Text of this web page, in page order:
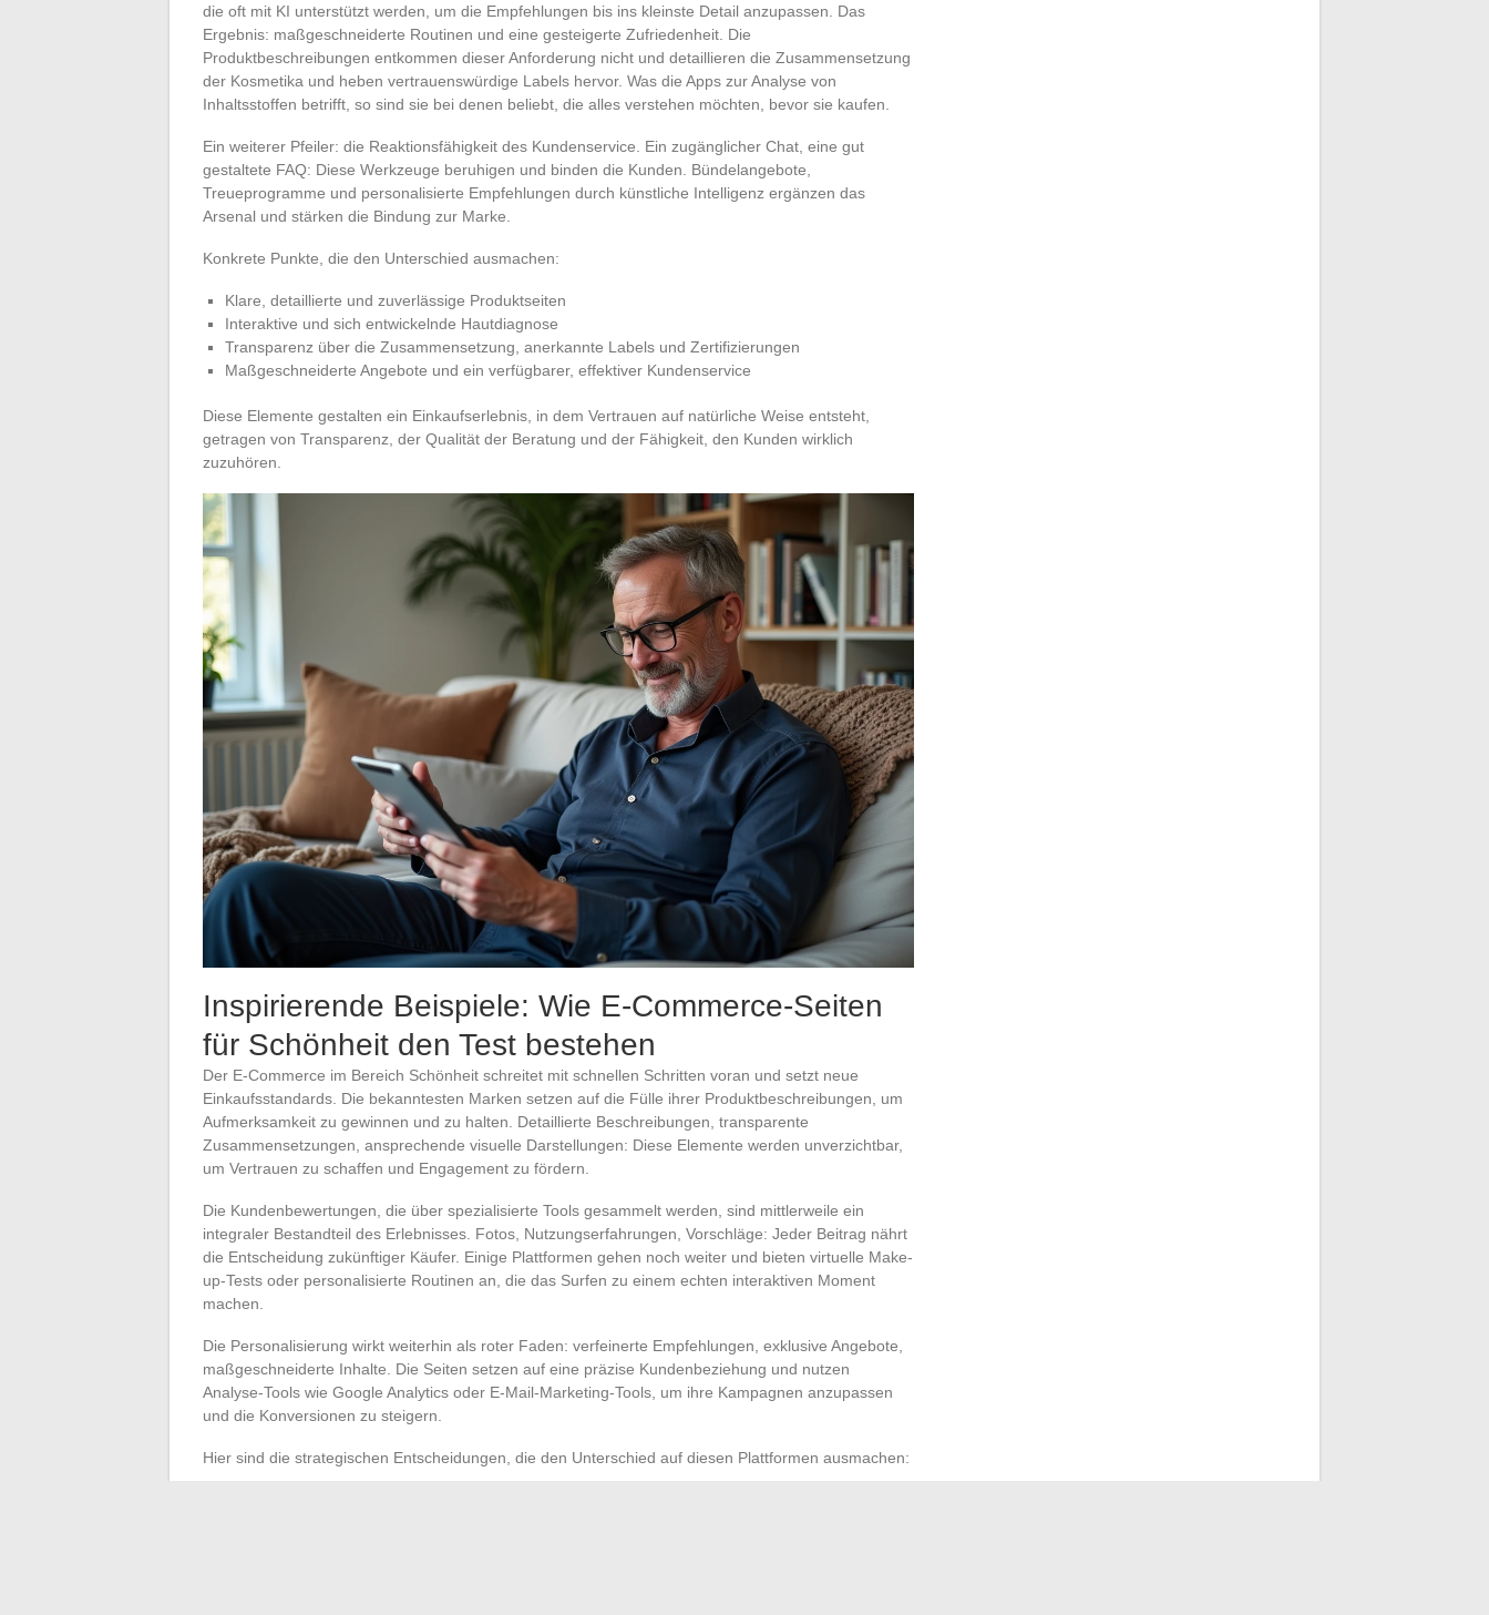
die oft mit KI unterstützt werden, um die Empfehlungen bis ins kleinste Detail anzupassen. Das
Ergebnis: maßgeschneiderte Routinen und eine gesteigerte Zufriedenheit. Die
Produktbeschreibungen entkommen dieser Anforderung nicht und detaillieren die Zusammensetzung
der Kosmetika und heben vertrauenswürdige Labels hervor. Was die Apps zur Analyse von
Inhaltsstoffen betrifft, so sind sie bei denen beliebt, die alles verstehen möchten, bevor sie kaufen.
Ein weiterer Pfeiler: die Reaktionsfähigkeit des Kundenservice. Ein zugänglicher Chat, eine gut
gestaltete FAQ: Diese Werkzeuge beruhigen und binden die Kunden. Bündelangebote,
Treueprogramme und personalisierte Empfehlungen durch künstliche Intelligenz ergänzen das
Arsenal und stärken die Bindung zur Marke.
Konkrete Punkte, die den Unterschied ausmachen:
Klare, detaillierte und zuverlässige Produktseiten
Interaktive und sich entwickelnde Hautdiagnose
Transparenz über die Zusammensetzung, anerkannte Labels und Zertifizierungen
Maßgeschneiderte Angebote und ein verfügbarer, effektiver Kundenservice
Diese Elemente gestalten ein Einkaufserlebnis, in dem Vertrauen auf natürliche Weise entsteht,
getragen von Transparenz, der Qualität der Beratung und der Fähigkeit, den Kunden wirklich
zuzuhören.
Inspirierende Beispiele: Wie E-Commerce-Seiten
für Schönheit den Test bestehen
Der E-Commerce im Bereich Schönheit schreitet mit schnellen Schritten voran und setzt neue
Einkaufsstandards. Die bekanntesten Marken setzen auf die Fülle ihrer Produktbeschreibungen, um
Aufmerksamkeit zu gewinnen und zu halten. Detaillierte Beschreibungen, transparente
Zusammensetzungen, ansprechende visuelle Darstellungen: Diese Elemente werden unverzichtbar,
um Vertrauen zu schaffen und Engagement zu fördern.
Die Kundenbewertungen, die über spezialisierte Tools gesammelt werden, sind mittlerweile ein
integraler Bestandteil des Erlebnisses. Fotos, Nutzungserfahrungen, Vorschläge: Jeder Beitrag nährt
die Entscheidung zukünftiger Käufer. Einige Plattformen gehen noch weiter und bieten virtuelle Make-
up-Tests oder personalisierte Routinen an, die das Surfen zu einem echten interaktiven Moment
machen.
Die Personalisierung wirkt weiterhin als roter Faden: verfeinerte Empfehlungen, exklusive Angebote,
maßgeschneiderte Inhalte. Die Seiten setzen auf eine präzise Kundenbeziehung und nutzen
Analyse-Tools wie Google Analytics oder E-Mail-Marketing-Tools, um ihre Kampagnen anzupassen
und die Konversionen zu steigern.
Hier sind die strategischen Entscheidungen, die den Unterschied auf diesen Plattformen ausmachen: